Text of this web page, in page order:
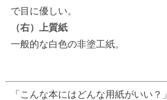
で目に優しい。
（右）上質紙
一般的な白色の非塗工紙。
「こんな本にはどんな用紙がいい